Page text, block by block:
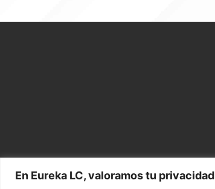
En Eureka LC, valoramos tu privacidad